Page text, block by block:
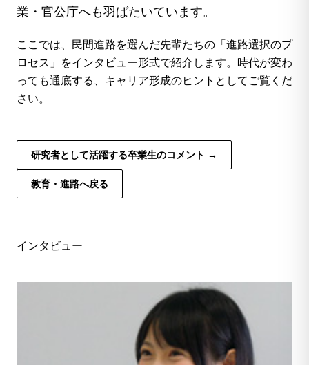
業・官公庁へも羽ばたいています。
ここでは、民間進路を選んだ先輩たちの「進路選択のプ
ロセス」をインタビュー形式で紹介します。時代が変わ
っても通底する、キャリア形成のヒントとしてご覧くだ
さい。
研究者として活躍する卒業生のコメント →
教育・進路へ戻る
インタビュー